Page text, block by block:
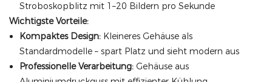
Stroboskopblitz mit 1–20 Bildern pro Sekunde
Wichtigste Vorteile:
Kompaktes Design:Kleineres Gehäuse als
Standardmodelle – spart Platz und sieht modern aus
Professionelle Verarbeitung:Gehäuse aus